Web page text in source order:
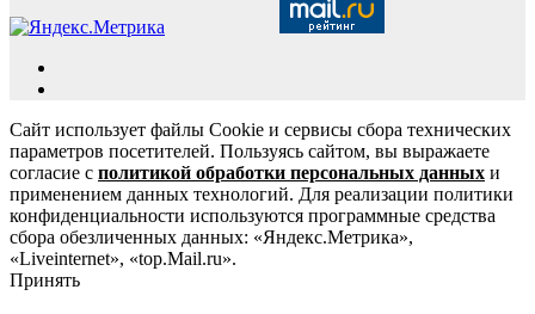
Сайт использует файлы Cookie и сервисы сбора технических
параметров посетителей. Пользуясь сайтом, вы выражаете
согласие с политикой обработки персональных данных и
применением данных технологий. Для реализации политики
конфиденциальности используются программные средства
сбора обезличенных данных: «Яндекс.Метрика»,
«Liveinternet», «top.Mail.ru».
Принять